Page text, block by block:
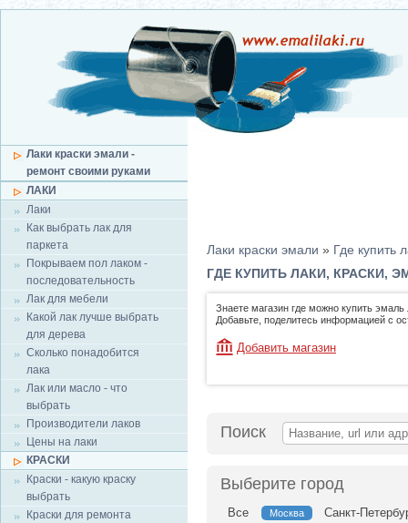
Лаки краски эмали -
ремонт своими руками
ЛАКИ
Лаки
Как выбрать лак для
паркета
Покрываем пол лаком -
последовательность
Лак для мебели
Какой лак лучше выбрать
для дерева
Сколько понадобится
лака
Лак или масло - что
выбрать
Производители лаков
Цены на лаки
КРАСКИ
Краски - какую краску
выбрать
Краски для ремонта
Лаки краски эмали » Где купить
ГДЕ КУПИТЬ ЛАКИ, КРАСКИ,
Знаете магазин где можно купить эмаль
Добавьте, поделитесь информацией с
Добавить магазин
Поиск
Выберите город
Все Москва
Санкт-